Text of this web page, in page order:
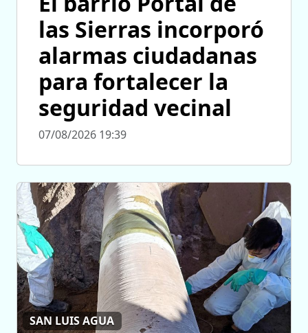
las Sierras incorporó
alarmas ciudadanas
para fortalecer la
seguridad vecinal
07/08/2026 19:39
SAN LUIS AGUA